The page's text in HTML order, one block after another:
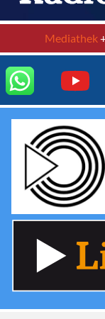
Mediathek